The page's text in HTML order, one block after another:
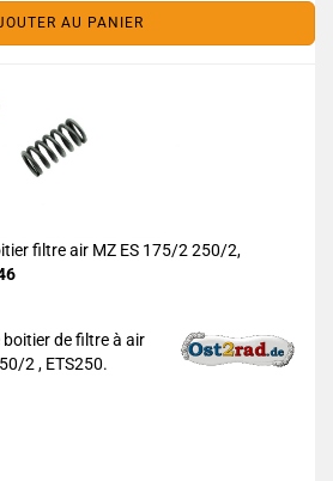
AU PANIER
filtre air MZ ES 175/2 250/2,
de filtre à air
2 , ETS250.